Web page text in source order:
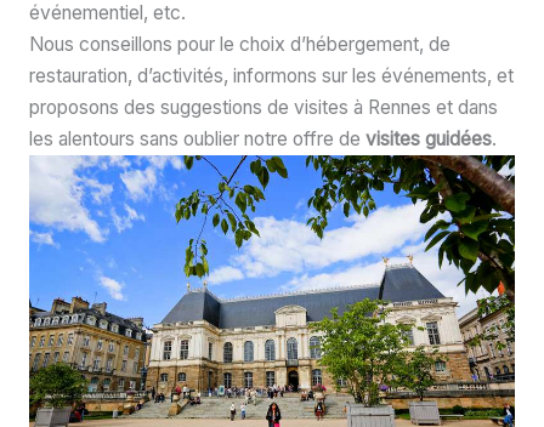
événementiel, etc.
Nous conseillons pour le choix d’hébergement, de
restauration, d’activités, informons sur les événements, et
proposons des suggestions de visites à Rennes et dans
les alentours sans oublier notre offre de visites guidées.